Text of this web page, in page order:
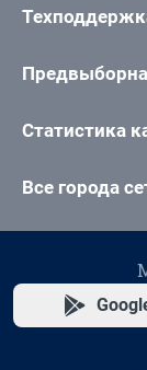
Статистика
Все города